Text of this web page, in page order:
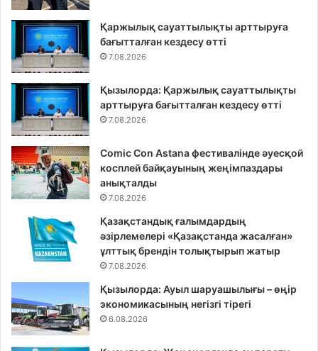
Қаржылық сауаттылықты арттыруға
бағытталған кездесу өтті
7.08.2026
Қызылорда: Қаржылық сауаттылықты
арттыруға бағытталған кездесу өтті
7.08.2026
Comic Con Astana фестивалінде әуесқой
косплей байқауының жеңімпаздары
анықталды
7.08.2026
Қазақстандық ғалымдардың
әзірлемелері «Қазақстанда жасалған»
ұлттық брендін толықтырып жатыр
7.08.2026
Қызылорда: Ауыл шаруашылығы – өңір
экономикасының негізгі тірегі
6.08.2026